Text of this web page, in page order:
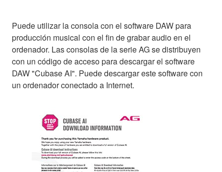
Puede utilizar la consola con el software DAW para
producción musical con el fin de grabar audio en el
ordenador. Las consolas de la serie AG se distribuyen
con un código de acceso para descargar el software
DAW "Cubase AI". Puede descargar este software con
un ordenador conectado a Internet.